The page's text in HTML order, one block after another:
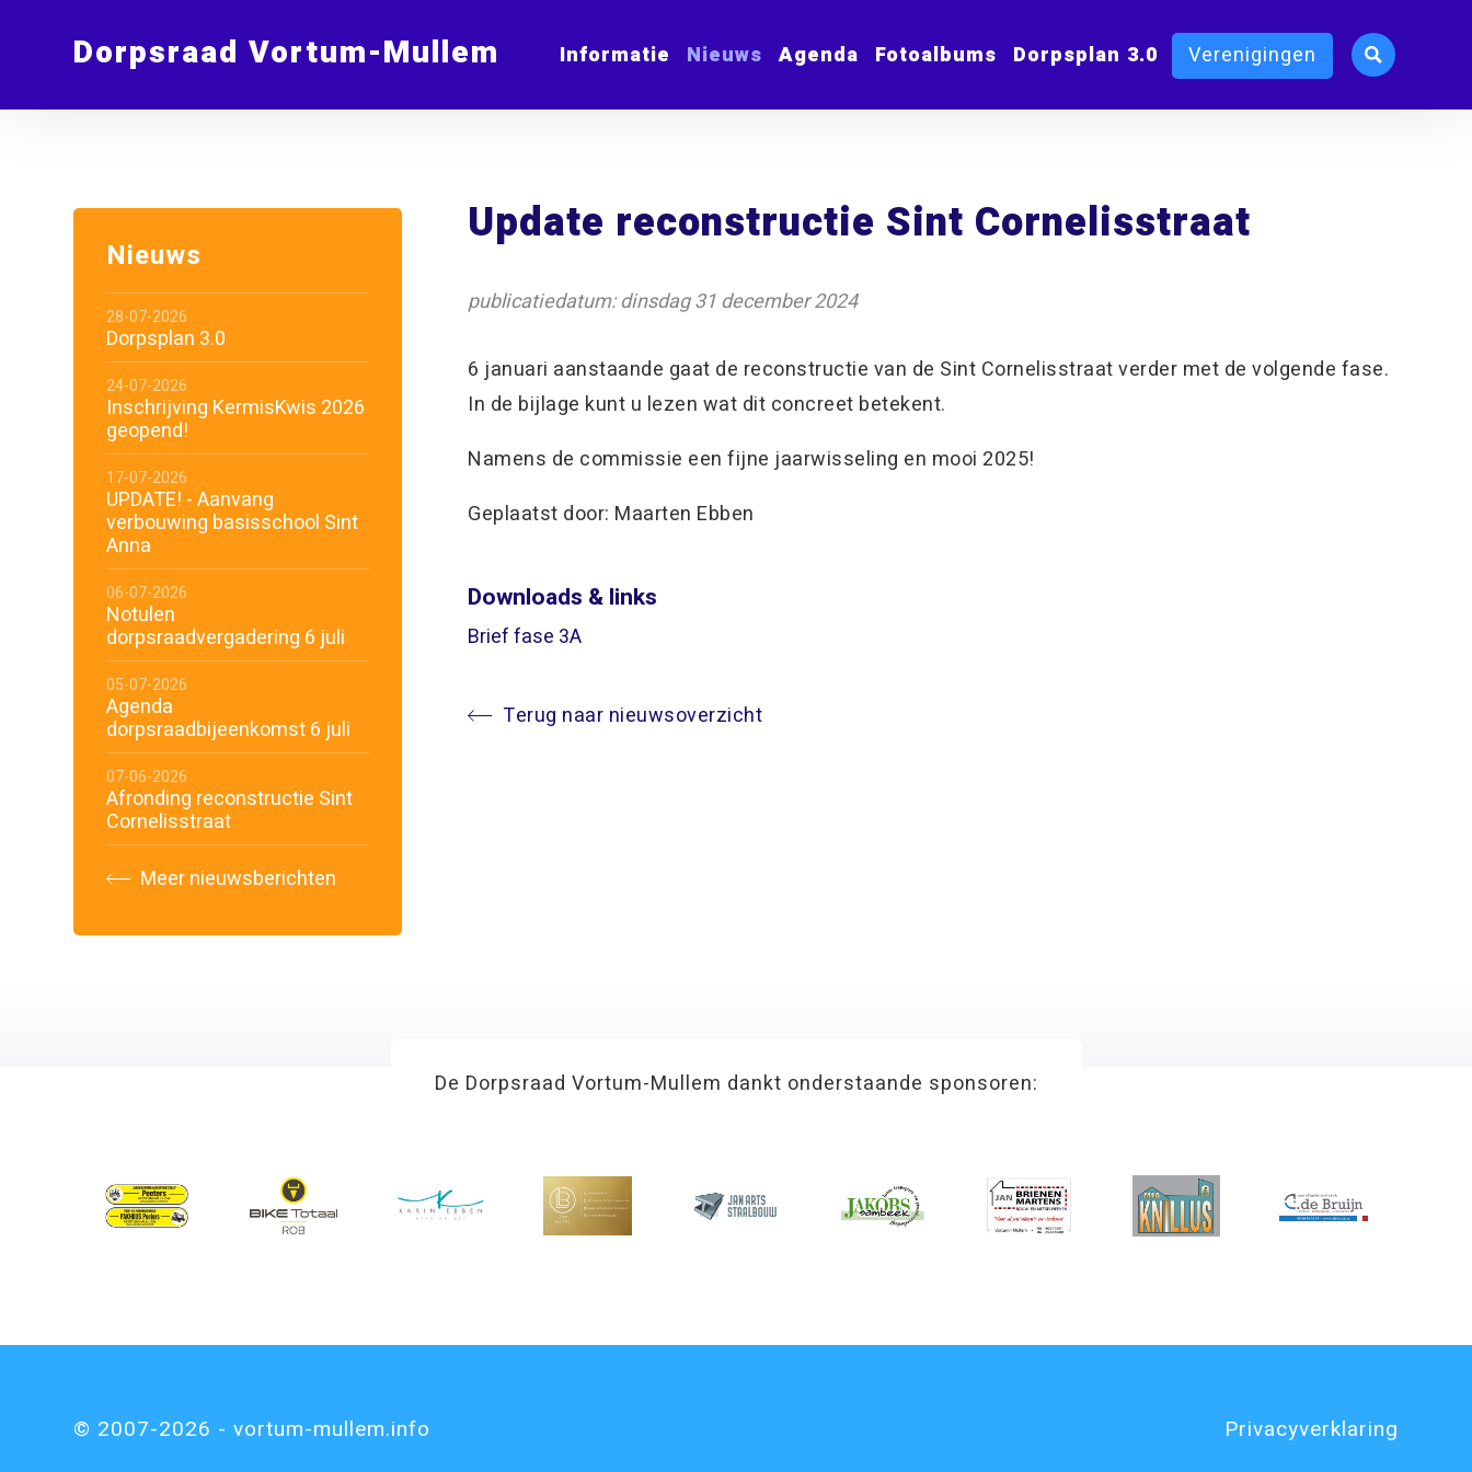
Dorpsraad Vortum-Mullem Informatie Nieuws Agenda Fotoalbums Dorpsplan 3.0 Verenigingen
Update reconstructie Sint Cornelisstraat
publicatiedatum: dinsdag 31 december 2024
6 januari aanstaande gaat de reconstructie van de Sint Cornelisstraat verder met de volgende fase.
In de bijlage kunt u lezen wat dit concreet betekent.
Namens de commissie een fijne jaarwisseling en mooi 2025!
Geplaatst door: Maarten Ebben
Downloads & links
Brief fase 3A
Terug naar nieuwsoverzicht
Nieuws
28-07-2026
Dorpsplan 3.0
24-07-2026
Inschrijving KermisKwis 2026
geopend!
17-07-2026
UPDATE! - Aanvang
verbouwing basisschool Sint
Anna
06-07-2026
Notulen
dorpsraadvergadering 6 juli
05-07-2026
Agenda
dorpsraadbijeenkomst 6 juli
07-06-2026
Afronding reconstructie Sint
Cornelisstraat
Meer nieuwsberichten
De Dorpsraad Vortum-Mullem dankt onderstaande sponsoren:
© 2007-2026 - vortum-mullem.info Privacyverklaring